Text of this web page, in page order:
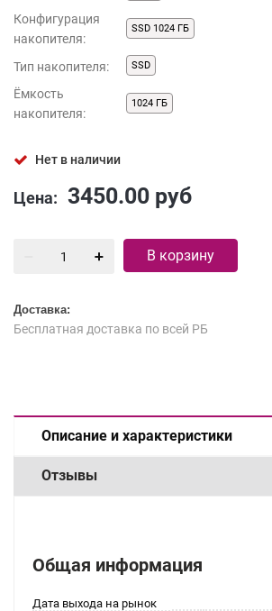
Конфигурация
накопителя:
SSD 1024 ГБ
Тип накопителя: SSD
Ёмкость
накопителя:
1024 ГБ
Нет в наличии
Цена: 3450.00 руб
В корзину
Доставка:
Бесплатная доставка по всей РБ
Описание и характеристики
Отзывы
Общая информация
Дата выхода на рынок